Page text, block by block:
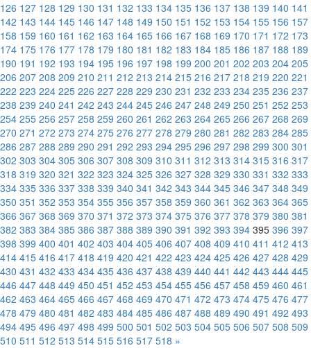
126 127 128 129 130 131 132 133 134 135 136 137 138 139 140 141
142 143 144 145 146 147 148 149 150 151 152 153 154 155 156 157
158 159 160 161 162 163 164 165 166 167 168 169 170 171 172 173
174 175 176 177 178 179 180 181 182 183 184 185 186 187 188 189
190 191 192 193 194 195 196 197 198 199 200 201 202 203 204 205
206 207 208 209 210 211 212 213 214 215 216 217 218 219 220 221
222 223 224 225 226 227 228 229 230 231 232 233 234 235 236 237
238 239 240 241 242 243 244 245 246 247 248 249 250 251 252 253
254 255 256 257 258 259 260 261 262 263 264 265 266 267 268 269
270 271 272 273 274 275 276 277 278 279 280 281 282 283 284 285
286 287 288 289 290 291 292 293 294 295 296 297 298 299 300 301
302 303 304 305 306 307 308 309 310 311 312 313 314 315 316 317
318 319 320 321 322 323 324 325 326 327 328 329 330 331 332 333
334 335 336 337 338 339 340 341 342 343 344 345 346 347 348 349
350 351 352 353 354 355 356 357 358 359 360 361 362 363 364 365
366 367 368 369 370 371 372 373 374 375 376 377 378 379 380 381
382 383 384 385 386 387 388 389 390 391 392 393 394 395 396 397
398 399 400 401 402 403 404 405 406 407 408 409 410 411 412 413
414 415 416 417 418 419 420 421 422 423 424 425 426 427 428 429
430 431 432 433 434 435 436 437 438 439 440 441 442 443 444 445
446 447 448 449 450 451 452 453 454 455 456 457 458 459 460 461
462 463 464 465 466 467 468 469 470 471 472 473 474 475 476 477
478 479 480 481 482 483 484 485 486 487 488 489 490 491 492 493
494 495 496 497 498 499 500 501 502 503 504 505 506 507 508 509
510 511 512 513 514 515 516 517 518 »